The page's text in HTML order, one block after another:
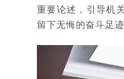
重要论述，引导机
留下无悔的奋斗足